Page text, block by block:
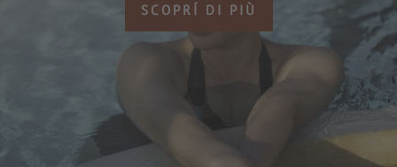
SCOPRÍ DI PIÙ